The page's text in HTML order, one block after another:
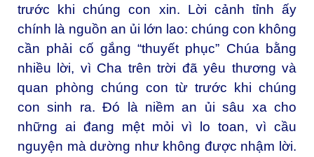
trước khi chúng con xin. Lời cảnh tỉnh ấy
chính là nguồn an ủi lớn lao: chúng con không
cần phải cố gắng “thuyết phục” Chúa bằng
nhiều lời, vì Cha trên trời đã yêu thương và
quan phòng chúng con từ trước khi chúng
con sinh ra. Đó là niềm an ủi sâu xa cho
những ai đang mệt mỏi vì lo toan, vì cầu
nguyện mà dường như không được nhậm lời.